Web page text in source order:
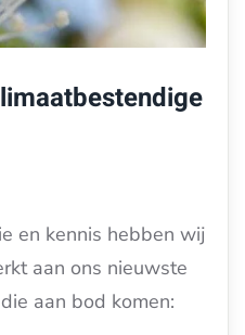
en kennis hebben wij
aan ons nieuwste
aan bod komen: